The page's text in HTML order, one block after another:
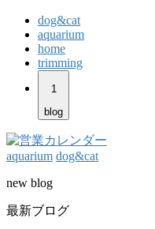
dog&cat
aquarium
home
trimming
1
blog
aquarium dog&cat
new blog
最新ブログ